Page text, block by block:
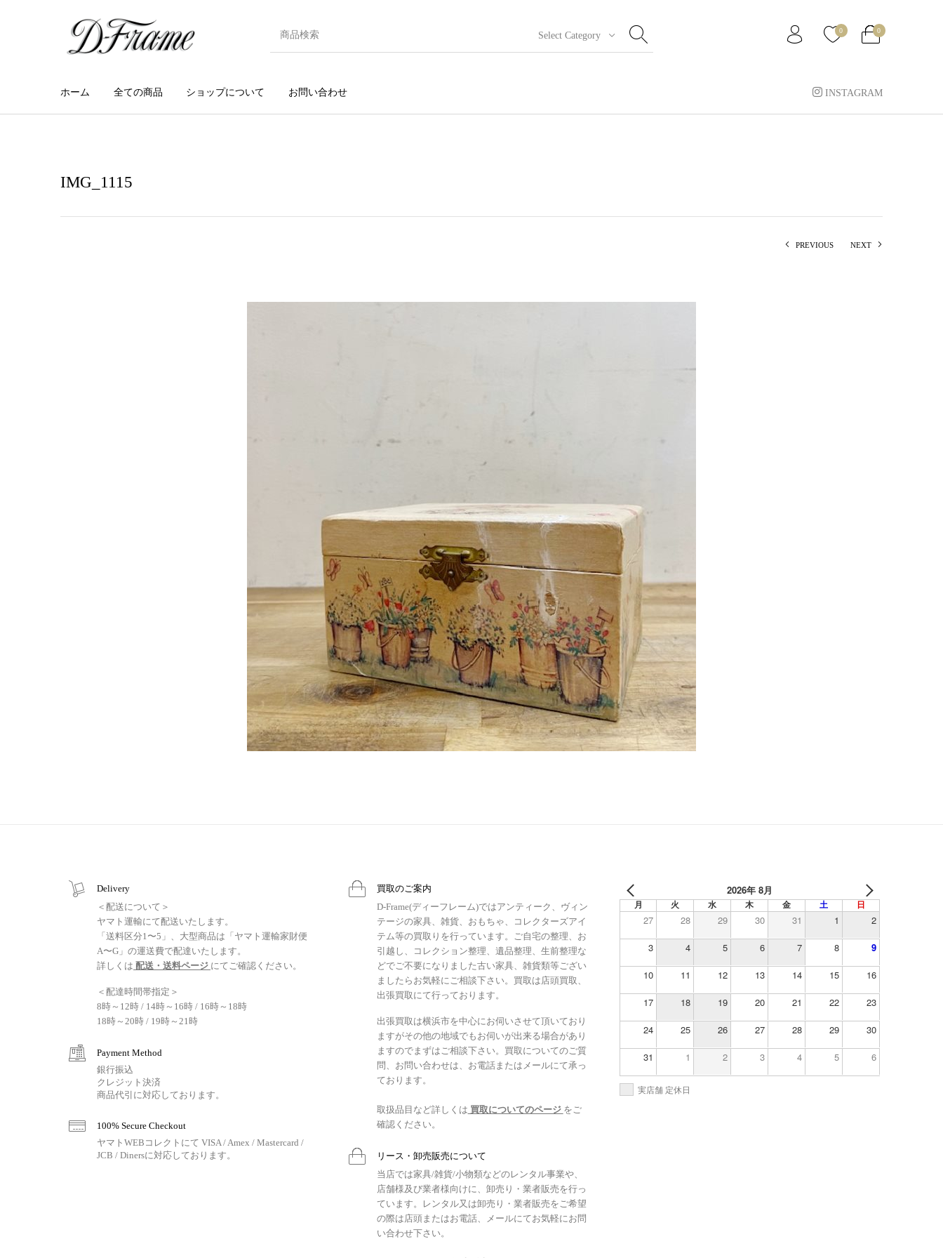
Select Category 0 0
ホーム 全ての商品 ショップについて お問い合わせ INSTAGRAM
IMG_1115
PREVIOUS NEXT
Delivery
＜配送について＞
ヤマト運輸にて配送いたします。
「送料区分1〜5」、大型商品は「ヤマト運輸家財便
A〜G」の運送費で配達いたします。
詳しくは 配送・送料ページ にてご確認ください。
＜配達時間帯指定＞
8時～12時 / 14時～16時 / 16時～18時
18時～20時 / 19時～21時
Payment Method
銀行振込
クレジット決済
商品代引に対応しております。
100% Secure Checkout
ヤマトWEBコレクトにて VISA / Amex / Mastercard /
JCB / Dinersに対応しております。
買取のご案内
D-Frame(ディーフレーム)ではアンティーク、ヴィン
テージの家具、雑貨、おもちゃ、コレクターズアイ
テム等の買取りを行っています。ご自宅の整理、お
引越し、コレクション整理、遺品整理、生前整理な
どでご不要になりました古い家具、雑貨類等ござい
ましたらお気軽にご相談下さい。買取は店頭買取、
出張買取にて行っております。
出張買取は横浜市を中心にお伺いさせて頂いており
ますがその他の地域でもお伺いが出来る場合があり
ますのでまずはご相談下さい。買取についてのご質
問、お問い合わせは、お電話またはメールにて承っ
ております。
取扱品目など詳しくは 買取についてのページ をご
確認ください。
リース・卸売販売について
当店では家具/雑貨/小物類などのレンタル事業や、
店舗様及び業者様向けに、卸売り・業者販売を行っ
ています。レンタル又は卸売り・業者販売をご希望
の際は店頭またはお電話、メールにてお気軽にお問
い合わせ下さい。
2026年 8月
月 火 水 木 金 土 日
27 28 29 30 31 1 2
3 4 5 6 7 8 9
10 11 12 13 14 15 16
17 18 19 20 21 22 23
24 25 26 27 28 29 30
31 1 2 3 4 5 6
実店舗 定休日